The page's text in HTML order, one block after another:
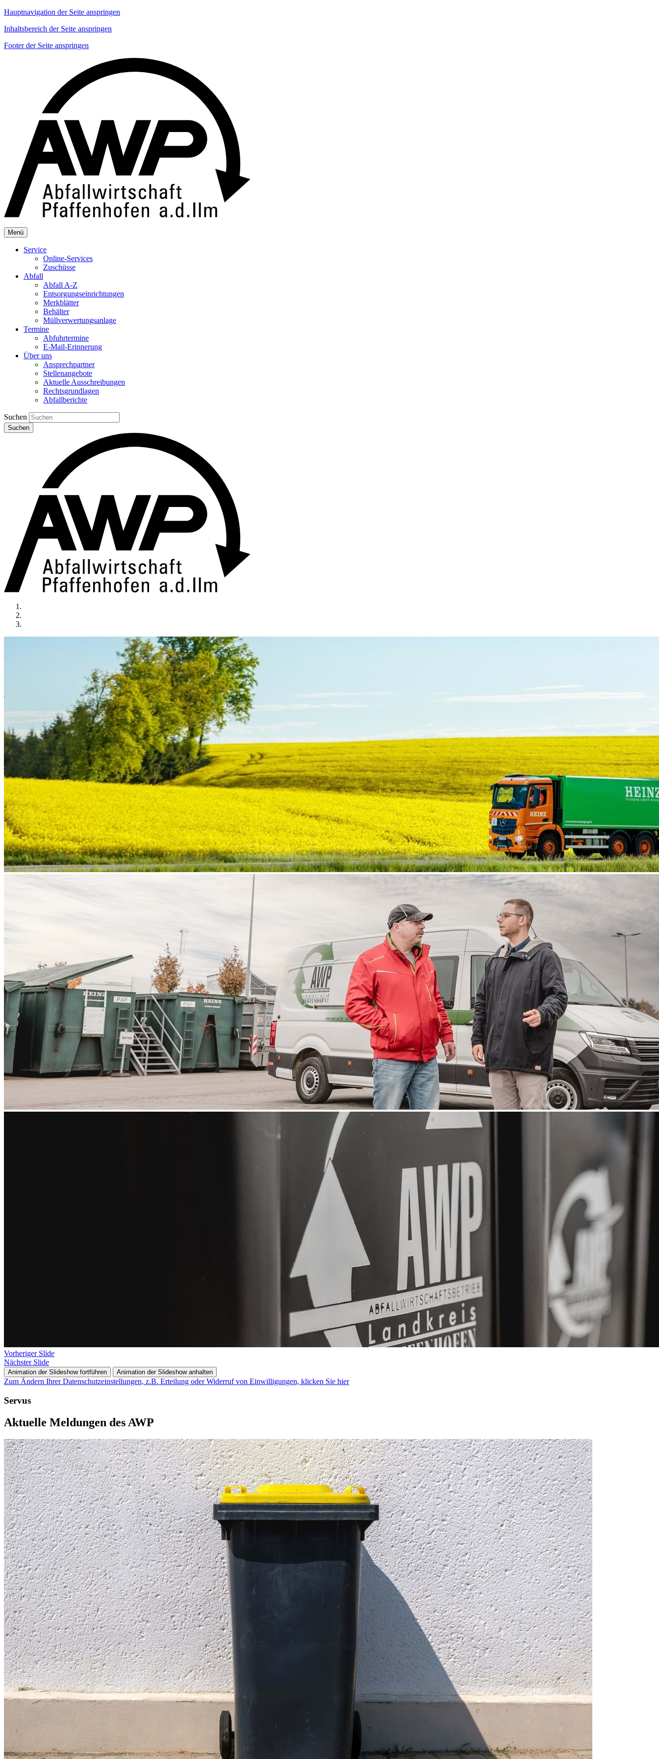
Hauptnavigation der Seite anspringen
Inhaltsbereich der Seite anspringen
Footer der Seite anspringen
Menü
Service
Online-Services
Zuschüsse
Abfall
Abfall A-Z
Entsorgungseinrichtungen
Merkblätter
Behälter
Müllverwertungsanlage
Termine
Abfuhrtermine
E-Mail-Erinnerung
Über uns
Ansprechpartner
Stellenangebote
Aktuelle Ausschreibungen
Rechtsgrundlagen
Abfallberichte
Suchen
Suchen
Vorheriger Slide
Nächster Slide
Animation der Slideshow fortführen Animation der Slideshow anhalten
Zum Ändern Ihrer Datenschutzeinstellungen, z.B. Erteilung oder Widerruf von Einwilligungen, klicken Sie hier
Servus
Aktuelle Meldungen des AWP